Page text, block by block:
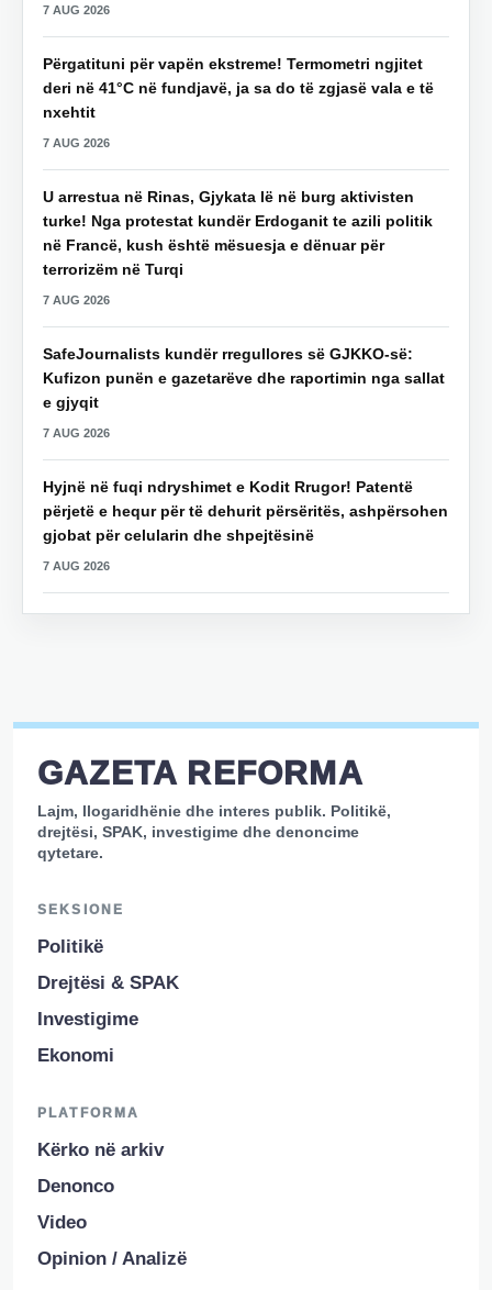
7 AUG 2026
Përgatituni për vapën ekstreme! Termometri ngjitet
deri në 41°C në fundjavë, ja sa do të zgjasë vala e të
nxehtit
7 AUG 2026
U arrestua në Rinas, Gjykata lë në burg aktivisten
turke! Nga protestat kundër Erdoganit te azili politik
në Francë, kush është mësuesja e dënuar për
terrorizëm në Turqi
7 AUG 2026
SafeJournalists kundër rregullores së GJKKO-së:
Kufizon punën e gazetarëve dhe raportimin nga sallat
e gjyqit
7 AUG 2026
Hyjnë në fuqi ndryshimet e Kodit Rrugor! Patentë
përjetë e hequr për të dehurit përsëritës, ashpërsohen
gjobat për celularin dhe shpejtësinë
7 AUG 2026
GAZETA REFORMA
Lajm, llogaridhënie dhe interes publik. Politikë,
drejtësi, SPAK, investigime dhe denoncime
qytetare.
SEKSIONE
Politikë
Drejtësi & SPAK
Investigime
Ekonomi
PLATFORMA
Kërko në arkiv
Denonco
Video
Opinion / Analizë